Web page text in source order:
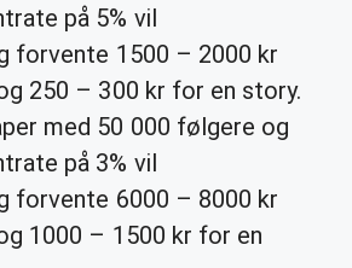
på 5% vil
forvente 1500 – 2000 kr
250 – 300 kr for en story.
med 50 000 følgere og
på 3% vil
forvente 6000 – 8000 kr
1000 – 1500 kr for en